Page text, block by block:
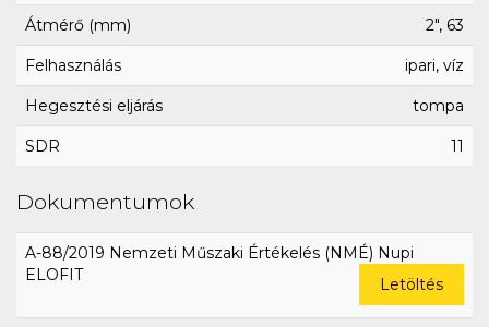
Átmérő (mm) 2", 63
Felhasználás ipari, víz
Hegesztési eljárás tompa
SDR 11
Dokumentumok
A-88/2019 Nemzeti Műszaki Értékelés (NMÉ) Nupi
ELOFIT
Letöltés